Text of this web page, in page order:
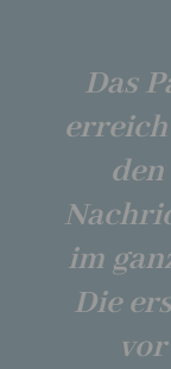
Das
im
Die